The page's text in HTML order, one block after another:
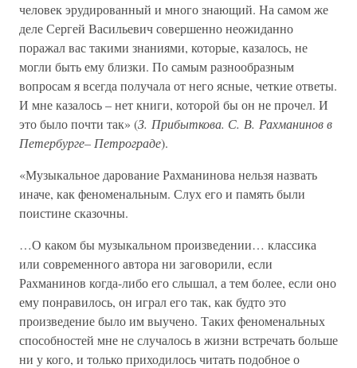
человек эрудированный и много знающий. На самом же
деле Сергей Васильевич совершенно неожиданно
поражал вас такими знаниями, которые, казалось, не
могли быть ему близки. По самым разнообразным
вопросам я всегда получала от него ясные, четкие ответы.
И мне казалось – нет книги, которой бы он не прочел. И
это было почти так» (З. Прибыткова. С. В. Рахманинов в
Петербурге– Петрограде).
«Музыкальное дарование Рахманинова нельзя назвать
иначе, как феноменальным. Слух его и память были
поистине сказочны.
…О каком бы музыкальном произведении… классика
или современного автора ни заговорили, если
Рахманинов когда-либо его слышал, а тем более, если оно
ему понравилось, он играл его так, как будто это
произведение было им выучено. Таких феноменальных
способностей мне не случалось в жизни встречать больше
ни у кого, и только приходилось читать подобное о